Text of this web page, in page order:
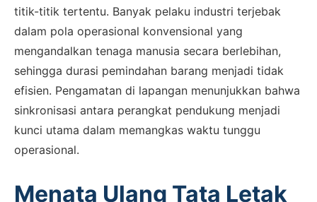
titik-titik tertentu. Banyak pelaku industri terjebak
dalam pola operasional konvensional yang
mengandalkan tenaga manusia secara berlebihan,
sehingga durasi pemindahan barang menjadi tidak
efisien. Pengamatan di lapangan menunjukkan bahwa
sinkronisasi antara perangkat pendukung menjadi
kunci utama dalam memangkas waktu tunggu
operasional.
Menata Ulang Tata Letak